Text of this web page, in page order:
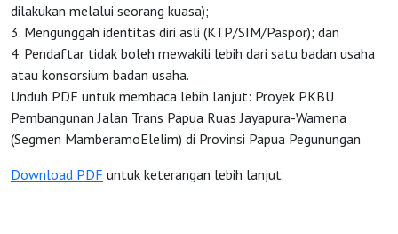
dilakukan melalui seorang kuasa);
3. Mengunggah identitas diri asli (KTP/SIM/Paspor); dan
4. Pendaftar tidak boleh mewakili lebih dari satu badan usaha
atau konsorsium badan usaha.
Unduh PDF untuk membaca lebih lanjut: Proyek PKBU
Pembangunan Jalan Trans Papua Ruas Jayapura-Wamena
(Segmen MamberamoElelim) di Provinsi Papua Pegunungan
Download PDF untuk keterangan lebih lanjut.